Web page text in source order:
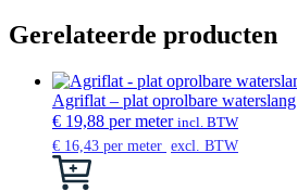
Gerelateerde producten
Agriflat – plat oprolbare waterslang
€ 19,88 per meter incl. BTW
€ 16,43 per meter excl. BTW
Dit